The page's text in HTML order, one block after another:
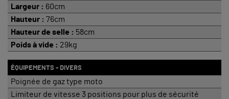
Largeur : 60cm
Hauteur : 76cm
Hauteur de selle : 58cm
Poids à vide : 29kg
ÉQUIPEMENTS - DIVERS
Poignée de gaz type moto
Limiteur de vitesse 3 positions pour plus de sécurité